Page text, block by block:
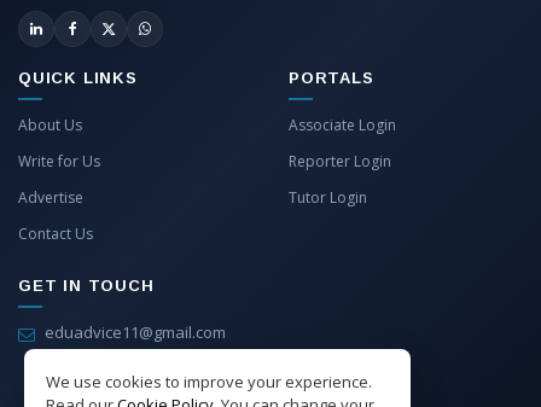
We use cookies to improve your experience.
QUICK LINKS
About Us
Write for Us
Advertise
Contact Us
PORTALS
Associate Login
Reporter Login
Tutor Login
GET IN TOUCH
eduadvice11@gmail.com